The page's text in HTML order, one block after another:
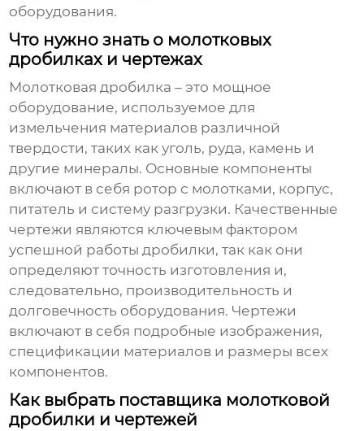
оборудования.
Что нужно знать о молотковых
дробилках и чертежах
Молотковая дробилка – это мощное
оборудование, используемое для
измельчения материалов различной
твердости, таких как уголь, руда, камень и
другие минералы. Основные компоненты
включают в себя ротор с молотками, корпус,
питатель и систему разгрузки. Качественные
чертежи являются ключевым фактором
успешной работы дробилки, так как они
определяют точность изготовления и,
следовательно, производительность и
долговечность оборудования. Чертежи
включают в себя подробные изображения,
спецификации материалов и размеры всех
компонентов.
Как выбрать поставщика молотковой
дробилки и чертежей